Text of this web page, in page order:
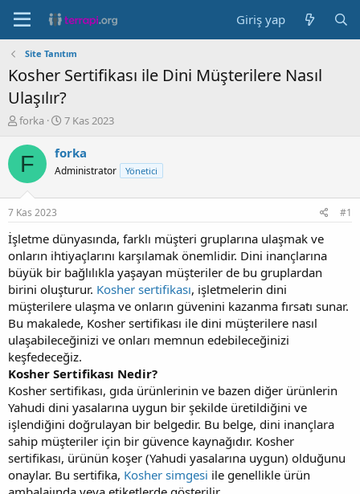
Giriş yap
Site Tanıtım
Kosher Sertifikası ile Dini Müşterilere Nasıl
Ulaşılır?
K
n
b
u
u
b
a
l
a
t
a
n
forka
B
ş
l
a
ç
t
a
r
i
h
i
7 Kas 2023
F forka
Administrator Yönetici
7 Kas 2023 #1
İşletme dünyasında, farklı müşteri gruplarına ulaşmak ve
onların ihtiyaçlarını karşılamak önemlidir. Dini inançlarına
büyük bir bağlılıkla yaşayan müşteriler de bu gruplardan
birini oluşturur. Kosher sertifikası, işletmelerin dini
müşterilere ulaşma ve onların güvenini kazanma fırsatı sunar.
Bu makalede, Kosher sertifikası ile dini müşterilere nasıl
ulaşabileceğinizi ve onları memnun edebileceğinizi
keşfedeceğiz.
Kosher Sertifikası Nedir?
Kosher sertifikası, gıda ürünlerinin ve bazen diğer ürünlerin
Yahudi dini yasalarına uygun bir şekilde üretildiğini ve
işlendiğini doğrulayan bir belgedir. Bu belge, dini inançlara
sahip müşteriler için bir güvence kaynağıdır. Kosher
sertifikası, ürünün koşer (Yahudi yasalarına uygun) olduğunu
onaylar. Bu sertifika, Kosher simgesi ile genellikle ürün